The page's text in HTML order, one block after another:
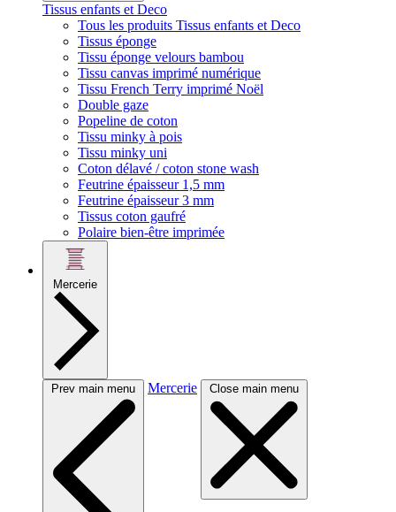
Tissus enfants et Deco
Tous les produits Tissus enfants et Deco
Tissus éponge
Tissu éponge velours bambou
Tissu canvas imprimé numérique
Tissu French Terry imprimé Noël
Double gaze
Popeline de coton
Tissu minky à pois
Tissu minky uni
Coton délavé / coton stone wash
Feutrine épaisseur 1,5 mm
Feutrine épaisseur 3 mm
Tissus coton gaufré
Polaire bien-être imprimée
Mercerie
Prev main menu Mercerie Close main menu